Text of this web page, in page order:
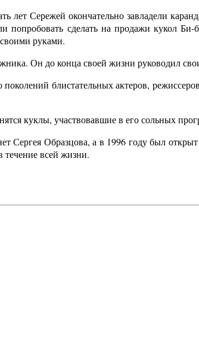
лет Сережей окончательно завладели
сделать на продажи кукол
руками.
Он до конца своей жизни руководил
блистательных актеров,
куклы, участвовавшие в его сольных
Сергея Образцова, а в 1996 году был
течение всей жизни.